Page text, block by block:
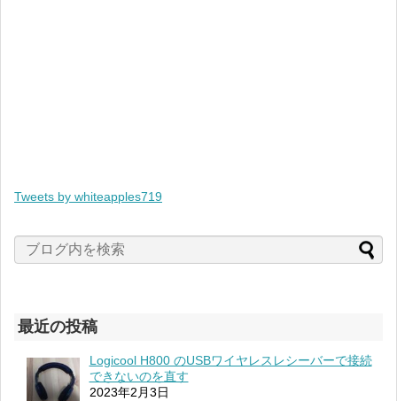
Tweets by whiteapples719
最近の投稿
Logicool H800 のUSBワイヤレスレシーバーで接続
できないのを直す
2023年2月3日